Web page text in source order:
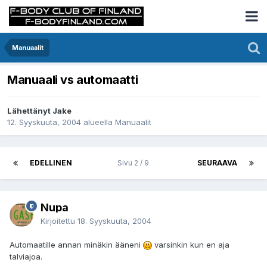
Manuaalit
Manuaali vs automaatti
Lähettänyt Jake
12. Syyskuuta, 2004 alueella Manuaalit
EDELLINEN SEURAAVA
Sivu 2 / 9
Nupa
Kirjoitettu 18. Syyskuuta, 2004
Automaatille annan minäkin ääneni
varsinkin kun en aja
talviajoa.